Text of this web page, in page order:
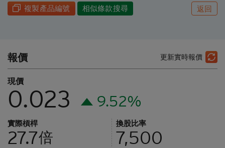
複製產品編號 相似條款搜尋 返回
更新實時報價
報價
現價
0.023 9.52%
實際槓桿
27.7倍
換股比率
7,500